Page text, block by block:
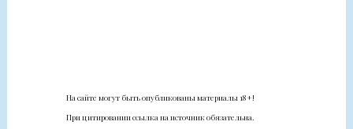
На сайте могут быть опубликованы материалы 18+!
При цитировании ссылка на источник обязательна.